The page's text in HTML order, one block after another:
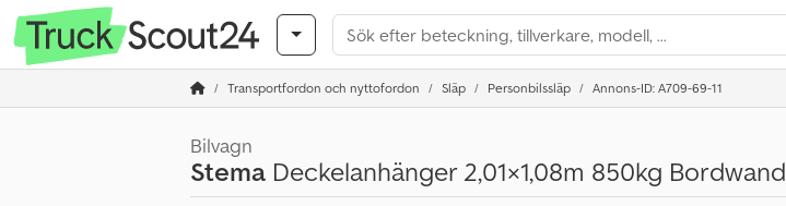
Transportfordon och nyttofordon Släp Personbilssläp Annons-ID: A709-69-11
Bilvagn
Stema Deckelanhänger 2,01×1,08m 850kg Bordwand